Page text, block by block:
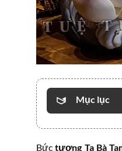
Mục lục
Bứctượng Ta Bà